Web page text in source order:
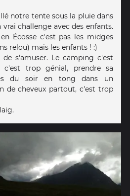
notre tente sous la pluie dans
vrai challenge avec des enfants.
Écosse c'est pas les midges
relou) mais les enfants ! :)
s'amuser. Le camping c'est
c'est trop génial, prendre sa
du soir en tong dans un
de cheveux partout, c'est trop